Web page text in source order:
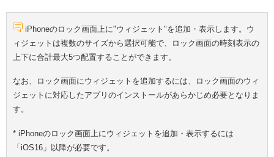
iPhoneのロック画面上に"ウィジェット"を追加・表示します。ウ
ィジェットは複数のサイズから選択可能で、ロック画面の時刻表示の
上下に合計最大5つ配置することができます。
なお、ロック画面にウィジェットを追加するには、ロック画面のウィ
ジェットに対応したアプリのインストールがあらかじめ必要となりま
す。
* iPhoneのロック画面上にウィジェットを追加・表示するには
「iOS16」以降が必要です。